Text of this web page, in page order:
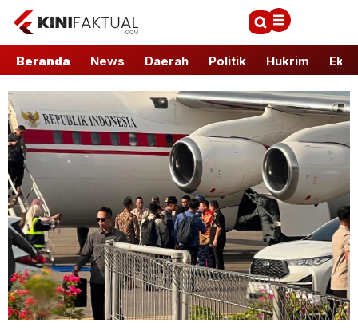
Beranda News Daerah Politik Hukrim